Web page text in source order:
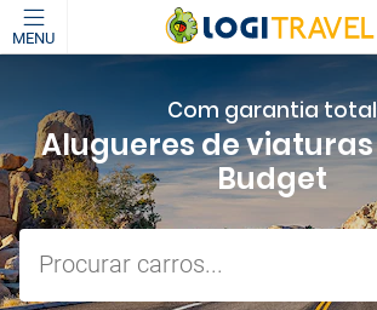
MENU
Com garantia total
Alugueres de
Budget
Procurar carros...